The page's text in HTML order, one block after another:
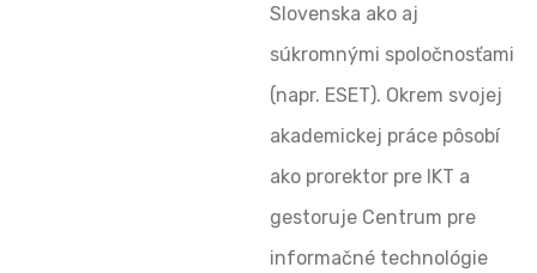
Slovenska ako aj
súkromnými spoločnosťami
(napr. ESET). Okrem svojej
akademickej práce pôsobí
ako prorektor pre IKT a
gestoruje Centrum pre
informačné technológie